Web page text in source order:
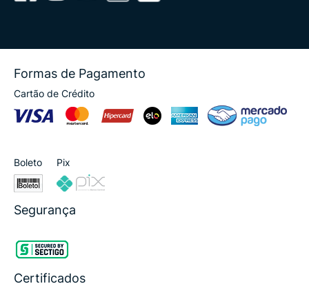
Formas de Pagamento
Cartão de Crédito
Boleto Pix
Segurança
Certificados